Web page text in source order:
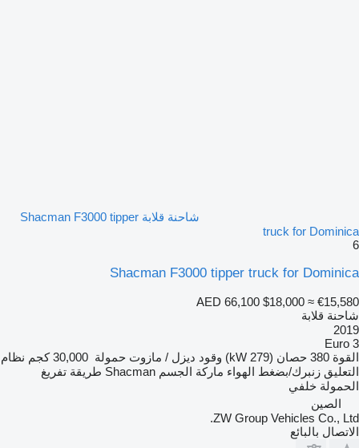
شاحنة قلابة Shacman F3000 tipper
truck for Dominica
6
Shacman F3000 tipper truck for Dominica
AED 66,100 $18,000 ≈ €15,580
شاحنة قلابة
2019
Euro 3
القوة 380 حصان (279 kW) وقود ديزل / مازوت حمولة 30,000 كجم
نظام
التعليق زنبرك/بضغط الهواء ماركة الجسم Shacman طريقة تفريغ
الحمولة خلفي
الصين
ZW Group Vehicles Co., Ltd.
الاتصال بالبائع